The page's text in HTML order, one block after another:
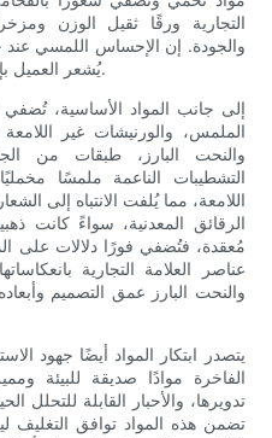
التجارية ورقًا ثقيل الوزن
والجودة. إن الإحساس اللمسي عند
يُشعر العميل بإمكانية وجود شيء استثنائي بداخلها.
إلى جانب المواد الأساسية، تُضفي
الملمس، والورنيشات غير اللامعة
والنحت البارز، طبقات من
التشطيبات الناعمة ملمسًا
اللامعة، مما يُلفت الانتباه إلى
الرقائق المعدنية، سواءً كانت
مُعقدة، فتُضفي فورًا دلالات على
عناصر العلامة التجارية
والنحت البارز عمق التصميم
يتصدر ابتكار المواد أيضًا جهود
الفاخرة موادًا صديقة للبيئة
تدويرها، والأحبار القابلة